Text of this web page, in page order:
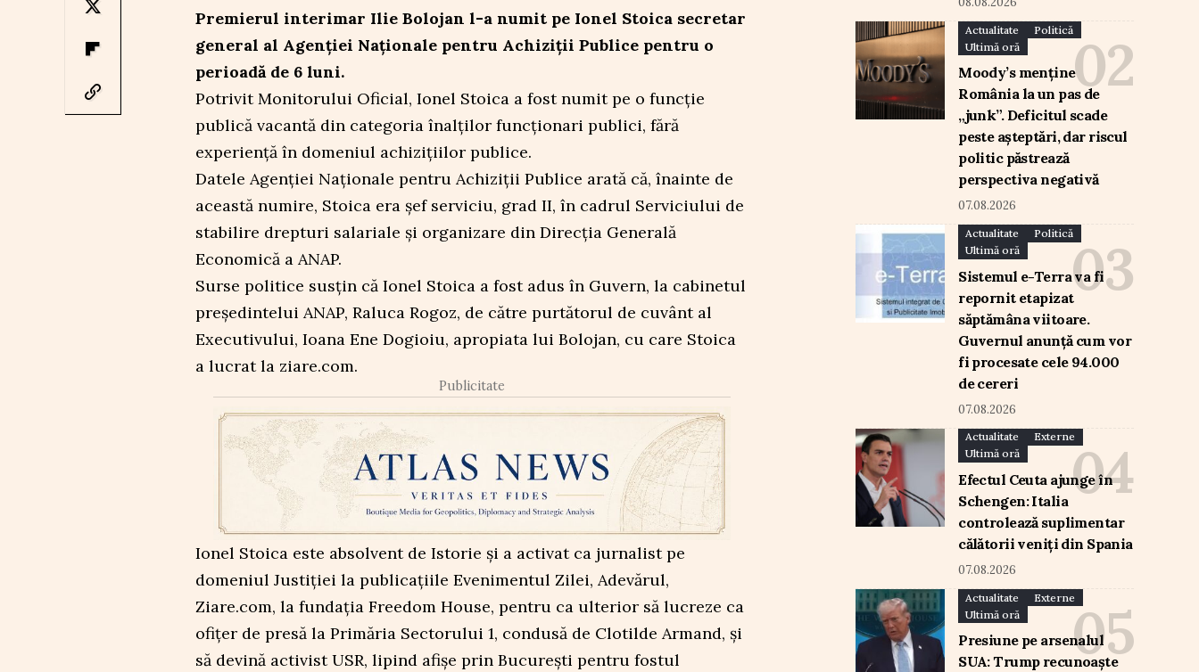
Premierul interimar Ilie Bolojan l-a numit pe Ionel Stoica secretar
general al Agenției Naționale pentru Achiziții Publice pentru o
perioadă de 6 luni.
Potrivit Monitorului Oficial, Ionel Stoica a fost numit pe o funcție
publică vacantă din categoria înalților funcționari publici, fără
experiență în domeniul achizițiilor publice.
Datele Agenției Naționale pentru Achiziții Publice arată că, înainte de
această numire, Stoica era șef serviciu, grad II, în cadrul Serviciului de
stabilire drepturi salariale și organizare din Direcția Generală
Economică a ANAP.
Surse politice susțin că Ionel Stoica a fost adus în Guvern, la cabinetul
președintelui ANAP, Raluca Rogoz, de către purtătorul de cuvânt al
Executivului, Ioana Ene Dogioiu, apropiata lui Bolojan, cu care Stoica
a lucrat la ziare.com.
Publicitate
Ionel Stoica este absolvent de Istorie și a activat ca jurnalist pe
domeniul Justiției la publicațiile Evenimentul Zilei, Adevărul,
Ziare.com, la fundația Freedom House, pentru ca ulterior să lucreze ca
ofițer de presă la Primăria Sectorului 1, condusă de Clotilde Armand, și
să devină activist USR, lipind afișe prin București pentru fostul
Actualitate
Politică
Ultimă oră
Moody’s menține
România la un pas de
„junk”. Deficitul scade
peste așteptări, dar riscul
politic păstrează
perspectiva negativă
07.08.2026
Actualitate
Politică
Ultimă oră
Sistemul e-Terra va fi
repornit etapizat
săptămâna viitoare.
Guvernul anunță cum vor
fi procesate cele 94.000
de cereri
07.08.2026
Actualitate
Externe
Ultimă oră
Efectul Ceuta ajunge în
Schengen: Italia
controlează suplimentar
călătorii veniți din Spania
07.08.2026
Actualitate
Externe
Ultimă oră
Presiune pe arsenalul
SUA: Trump recunoaște